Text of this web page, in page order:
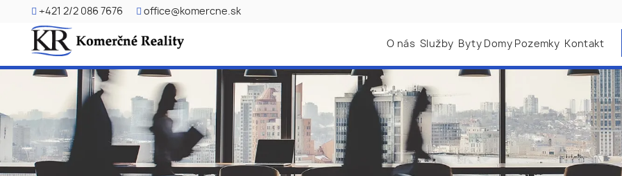
+421 2/2 086 7676 office@komercne.sk
O nás Služby Byty Domy Pozemky Kontakt